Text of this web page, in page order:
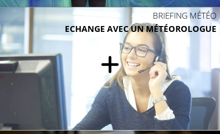
BRIEFING MÉTÉO
ECHANGE AVEC UN MÉTÉOROLOGUE